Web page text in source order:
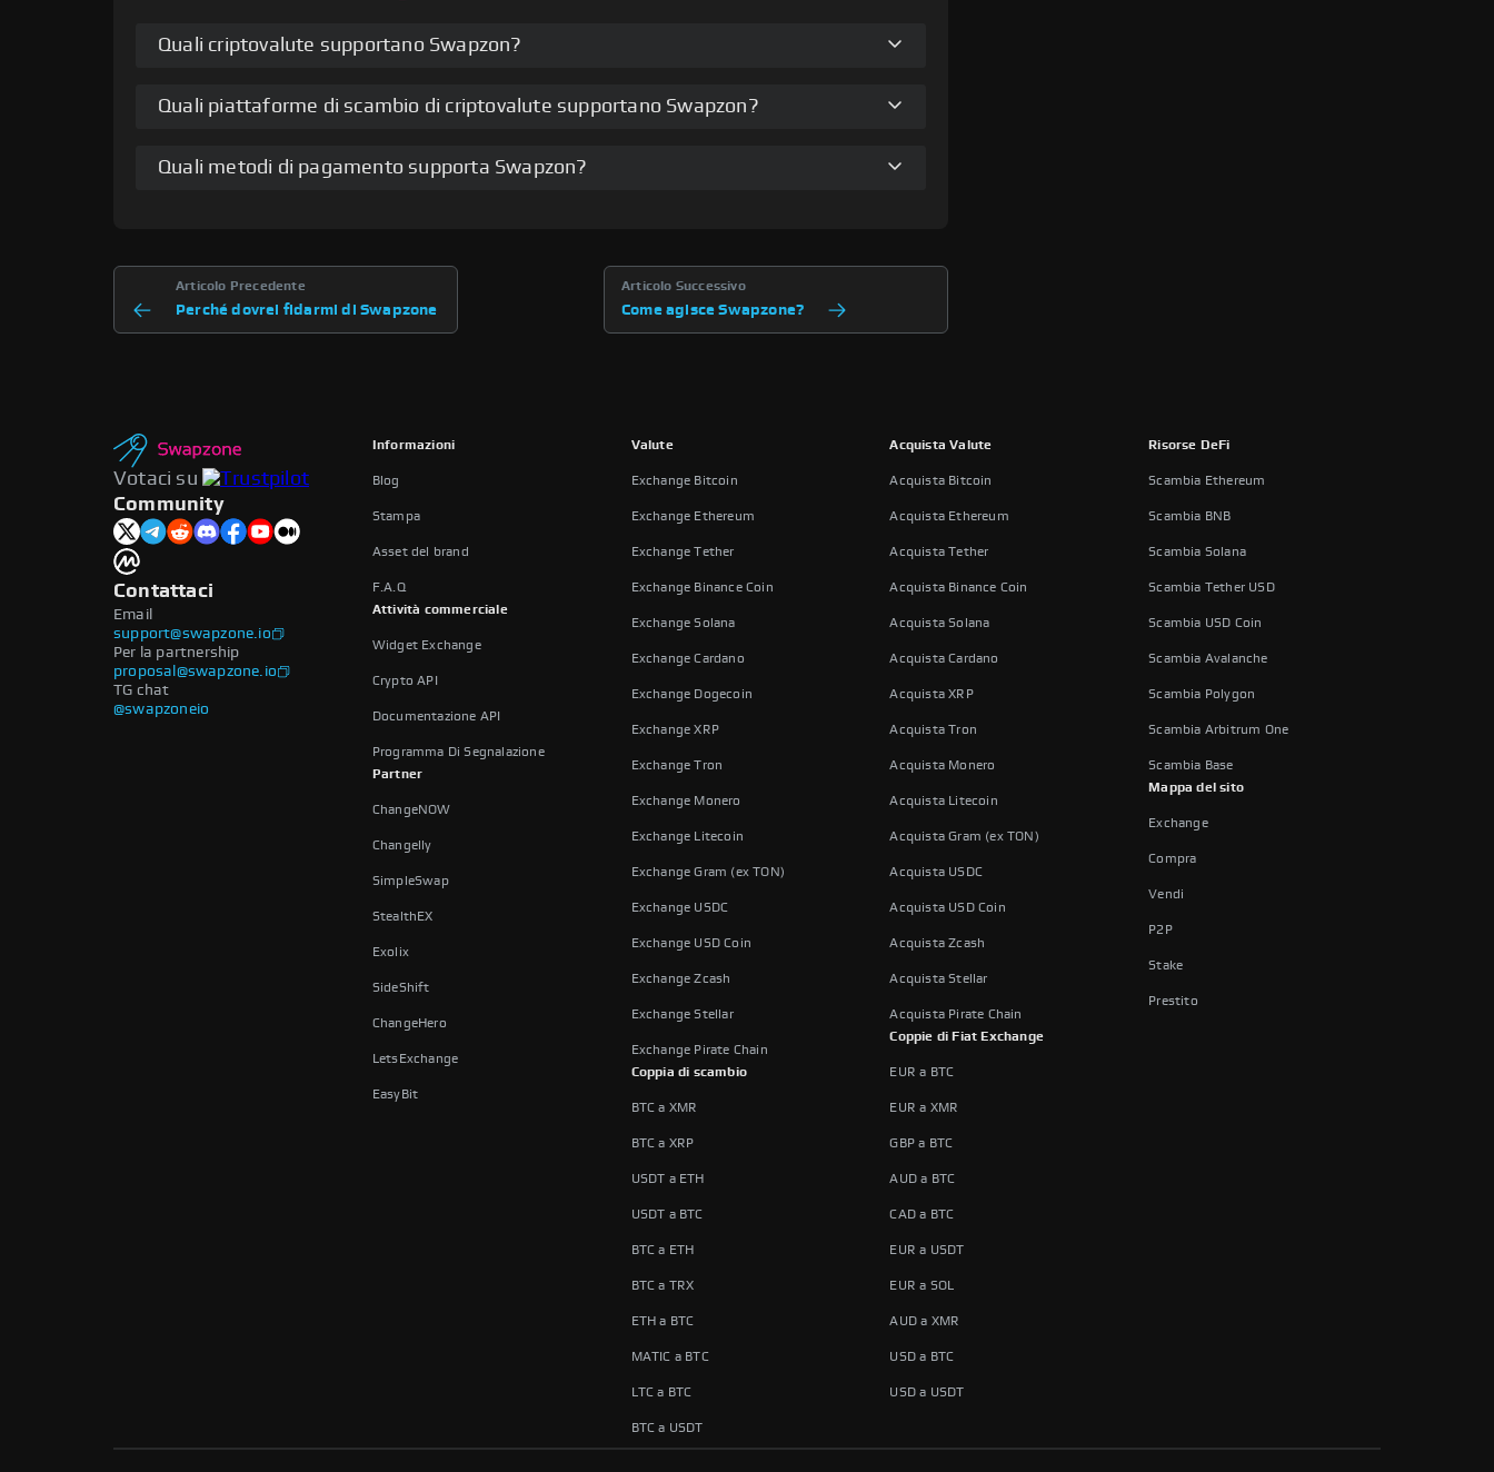
Quali criptovalute supportano Swapzon?
Quali piattaforme di scambio di criptovalute supportano Swapzon?
Quali metodi di pagamento supporta Swapzon?
Articolo Precedente
Perché dovrei fidarmi di Swapzone
Articolo Successivo
Come agisce Swapzone?
Votaci su
Community
Contattaci
Email
support@swapzone.io
Per la partnership
proposal@swapzone.io
TG chat
@swapzoneio
Informazioni
Blog
Stampa
Asset del brand
F.A.Q
Attività commerciale
Widget Exchange
Crypto API
Documentazione API
Programma Di Segnalazione
Partner
ChangeNOW
Changelly
SimpleSwap
StealthEX
Exolix
SideShift
ChangeHero
LetsExchange
EasyBit
Valute
Exchange Bitcoin
Exchange Ethereum
Exchange Tether
Exchange Binance Coin
Exchange Solana
Exchange Cardano
Exchange Dogecoin
Exchange XRP
Exchange Tron
Exchange Monero
Exchange Litecoin
Exchange Gram (ex TON)
Exchange USDC
Exchange USD Coin
Exchange Zcash
Exchange Stellar
Exchange Pirate Chain
Coppia di scambio
BTC a XMR
BTC a XRP
USDT a ETH
USDT a BTC
BTC a ETH
BTC a TRX
ETH a BTC
MATIC a BTC
LTC a BTC
BTC a USDT
Acquista Valute
Acquista Bitcoin
Acquista Ethereum
Acquista Tether
Acquista Binance Coin
Acquista Solana
Acquista Cardano
Acquista XRP
Acquista Tron
Acquista Monero
Acquista Litecoin
Acquista Gram (ex TON)
Acquista USDC
Acquista USD Coin
Acquista Zcash
Acquista Stellar
Acquista Pirate Chain
Coppie di Fiat Exchange
EUR a BTC
EUR a XMR
GBP a BTC
AUD a BTC
CAD a BTC
EUR a USDT
EUR a SOL
AUD a XMR
USD a BTC
USD a USDT
Risorse DeFi
Scambia Ethereum
Scambia BNB
Scambia Solana
Scambia Tether USD
Scambia USD Coin
Scambia Avalanche
Scambia Polygon
Scambia Arbitrum One
Scambia Base
Mappa del sito
Exchange
Compra
Vendi
P2P
Stake
Prestito